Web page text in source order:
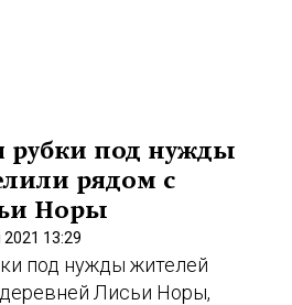
рубки под нужды
рядом с
Норы
13:29
под нужды жителей
Лисьи Норы,